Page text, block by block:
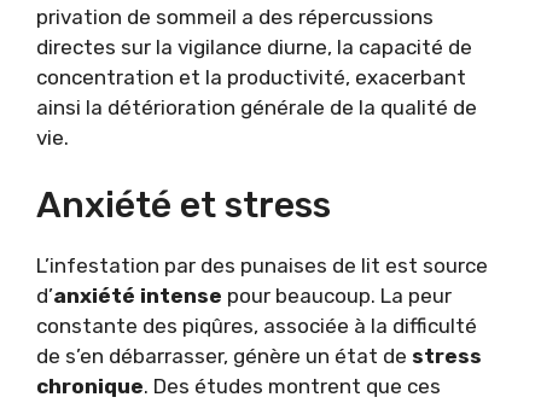
privation de sommeil a des répercussions
directes sur la vigilance diurne, la capacité de
concentration et la productivité, exacerbant
ainsi la détérioration générale de la qualité de
vie.
Anxiété et stress
L’infestation par des punaises de lit est source
d’anxiété intense pour beaucoup. La peur
constante des piqûres, associée à la difficulté
de s’en débarrasser, génère un état de stress
chronique. Des études montrent que ces